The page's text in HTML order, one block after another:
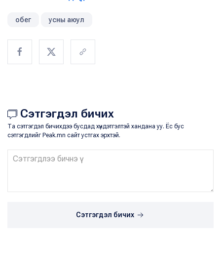
обег усны аюул
Сэтгэгдэл бичих
Та сэтгэгдэл бичихдээ бусдад хүндэтгэлтэй хандана уу. Ёс бус
сэтгэгдлийг Peak.mn сайт устгах эрхтэй.
Сэтгэгдэл бичих